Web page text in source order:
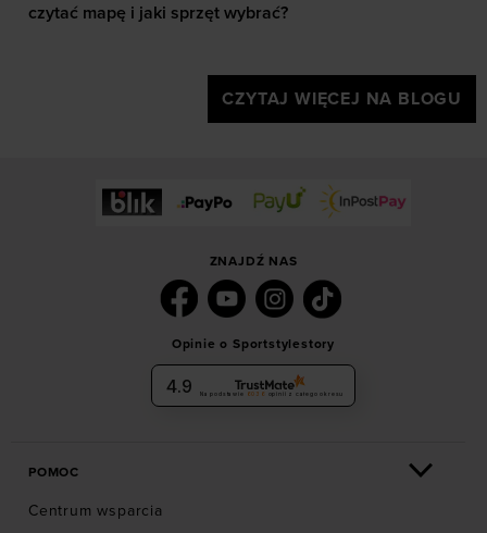
czytać mapę i jaki sprzęt wybrać?
CZYTAJ WIĘCEJ NA BLOGU
ZNAJDŹ NAS
Opinie o Sportstylestory
4.9 Na podstawie 6036 opinii z całego okresu
POMOC
Centrum wsparcia